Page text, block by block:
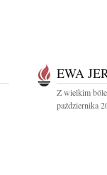
EWA
Z wielkim
października